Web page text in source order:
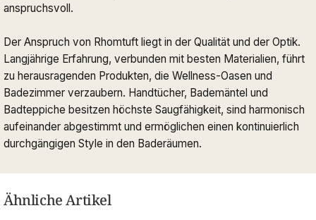
anspruchsvoll.
Der Anspruch von Rhomtuft liegt in der Qualität und der Optik.
Langjährige Erfahrung, verbunden mit besten Materialien, führt
zu herausragenden Produkten, die Wellness-Oasen und
Badezimmer verzaubern. Handtücher, Bademäntel und
Badteppiche besitzen höchste Saugfähigkeit, sind harmonisch
aufeinander abgestimmt und ermöglichen einen kontinuierlich
durchgängigen Style in den Baderäumen.
Ähnliche Artikel